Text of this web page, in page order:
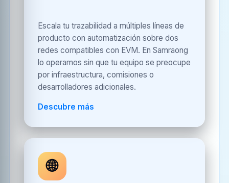
Escala tu trazabilidad a múltiples líneas de
producto con automatización sobre dos
redes compatibles con EVM. En Samraong
lo operamos sin que tu equipo se preocupe
por infraestructura, comisiones o
desarrolladores adicionales.
Descubre más
🌐